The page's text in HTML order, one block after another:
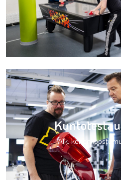
Alk.